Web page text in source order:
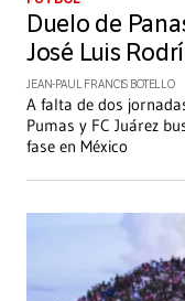
Duelo de
José Luis
JEAN-PAUL FRANCIS BOTELLO
A falta de dos
Pumas y FC Juárez
fase en México